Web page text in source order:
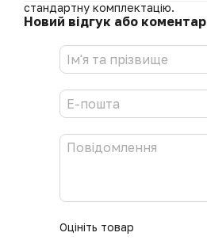
стандартну комплектацію.
Новий відгук або коментар
Оцініть товар